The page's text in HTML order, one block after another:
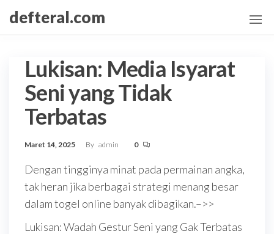
Skip
content
defteral.com
Lukisan: Media Isyarat
Seni yang Tidak
Terbatas
Maret 14, 2025 By admin 0
Dengan tingginya minat pada permainan angka,
tak heran jika berbagai strategi menang besar
dalam togel online banyak dibagikan.–>>
Lukisan: Wadah Gestur Seni yang Gak Terbatas